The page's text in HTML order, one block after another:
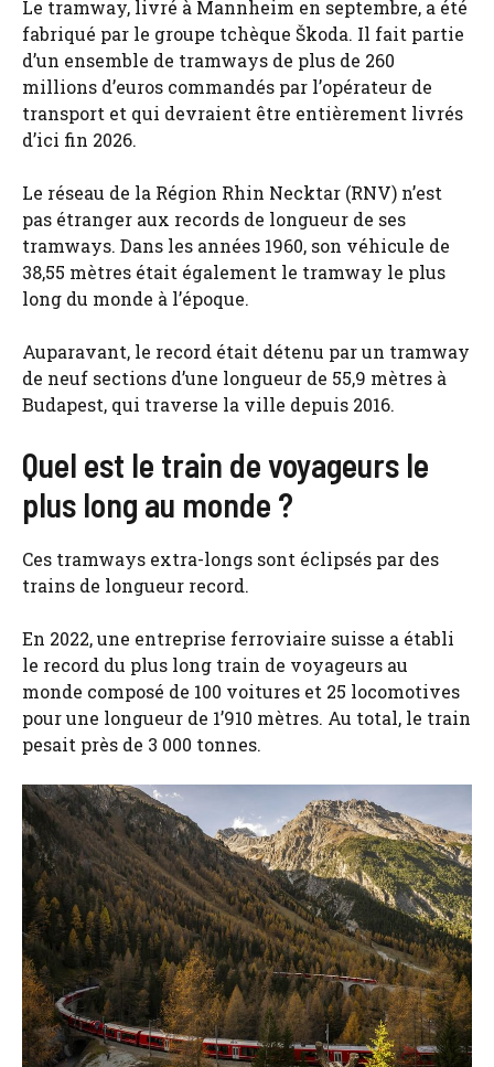
Le tramway, livré à Mannheim en septembre, a été
fabriqué par le groupe tchèque Škoda. Il fait partie
d’un ensemble de tramways de plus de 260
millions d’euros commandés par l’opérateur de
transport et qui devraient être entièrement livrés
d’ici fin 2026.
Le réseau de la Région Rhin Necktar (RNV) n’est
pas étranger aux records de longueur de ses
tramways. Dans les années 1960, son véhicule de
38,55 mètres était également le tramway le plus
long du monde à l’époque.
Auparavant, le record était détenu par un tramway
de neuf sections d’une longueur de 55,9 mètres à
Budapest, qui traverse la ville depuis 2016.
Quel est le train de voyageurs le
plus long au monde ?
Ces tramways extra-longs sont éclipsés par des
trains de longueur record.
En 2022, une entreprise ferroviaire suisse a établi
le record du plus long train de voyageurs au
monde composé de 100 voitures et 25 locomotives
pour une longueur de 1’910 mètres. Au total, le train
pesait près de 3 000 tonnes.